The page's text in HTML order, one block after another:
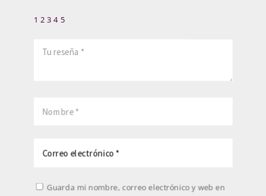
1 2 3 4 5
Guarda mi nombre, correo electrónico y web en